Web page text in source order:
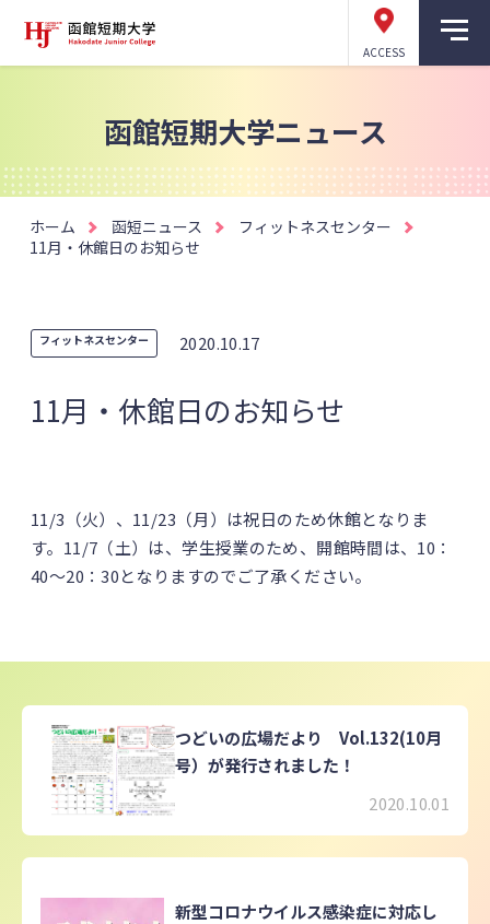
ACCESS
函館短期大学ニュース
ホーム 函短ニュース
フィットネスセンター
11月・休館日のお知らせ
フィットネスセンター 2020.10.17
11月・休館日のお知らせ
11/3（火）、11/23（月）は祝日のため休館となりま
す。11/7（土）は、学生授業のため、開館時間は、10：
40～20：30となりますのでご了承ください。
つどいの広場だより Vol.132(10月
号）が発行されました！
2020.10.01
新型コロナウイルス感染症に対応し